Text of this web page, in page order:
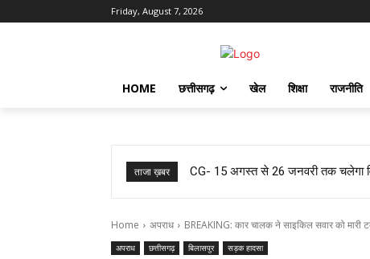
Friday, August 7, 2026
HOME छत्तीसगढ़ खेल शिक्षा राजनीति
ताजा ख़बर आजादी के जश्न की तैयारी, लेकिन यहां
CG- 15 अगस्त से 26 जनवरी तक चलेगा
Home अपराध BREAKING: कार चालक ने साइकिल सवार को मारी
अपराध छत्तीसगढ़ बिलासपुर सड़क हादसा